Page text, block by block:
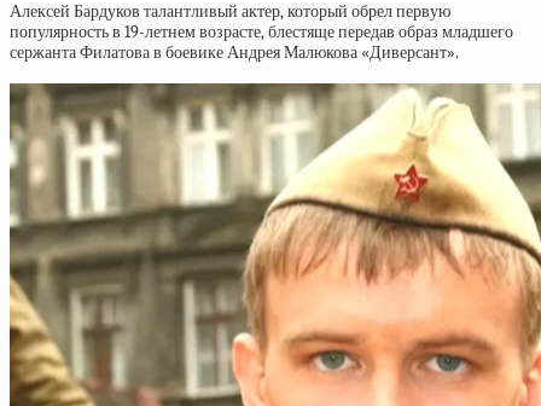
Алексей Бардуков талантливый актер, который обрел первую
популярность в 19-летнем возрасте, блестяще передав образ младшего
сержанта Филатова в боевике Андрея Малюкова «Диверсант».